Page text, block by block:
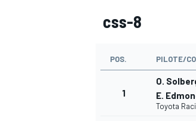
css-8
POS. PILOTE/
1
O.
E.
Toyota